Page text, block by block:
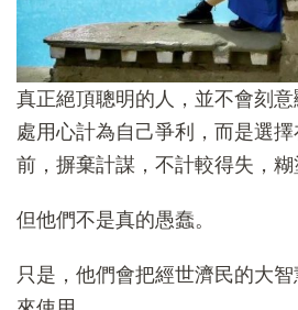
真正絕頂聰明的人，並不會刻
處用心計為自己爭利，而是選
前，摒棄計謀，不計較得失，糊
但他們不是真的愚蠢。
只是，他們會把經世濟民的大